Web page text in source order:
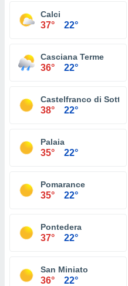
Calci
37° 22°
Casciana Terme
36° 22°
Castelfranco di Sotto
38° 22°
Palaia
35° 22°
Pomarance
35° 22°
Pontedera
37° 22°
San Miniato
36° 22°